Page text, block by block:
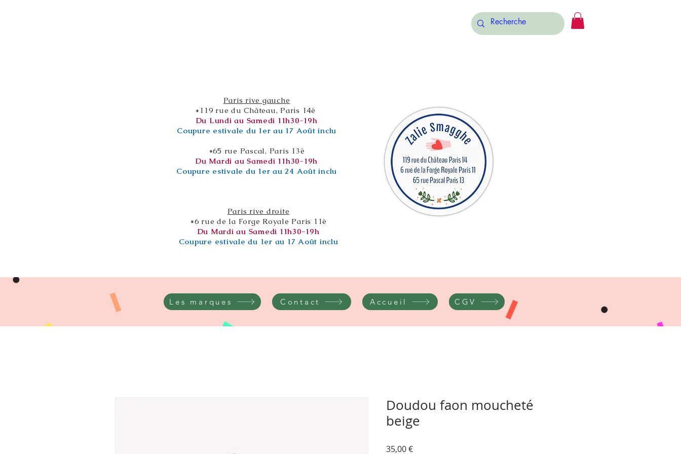
Paris rive gauche
*119 rue du Château, Paris 14è
Du Lundi au Samedi 11h30-19h
Coupure estivale du 1er au 17 Août inclu
*65 rue Pascal, Paris 13è
Du Mardi au Samedi 11h30-19h
Coupure estivale du 1er au 24 Août inclu
Paris rive droite
*6 rue de la Forge Royale Paris 11è
Du Mardi au Samedi 11h30-19h
Coupure estivale du 1er au 17 Août inclu
Les marques Contact Accueil CGV
Doudou faon moucheté
beige
35,00 €Prix